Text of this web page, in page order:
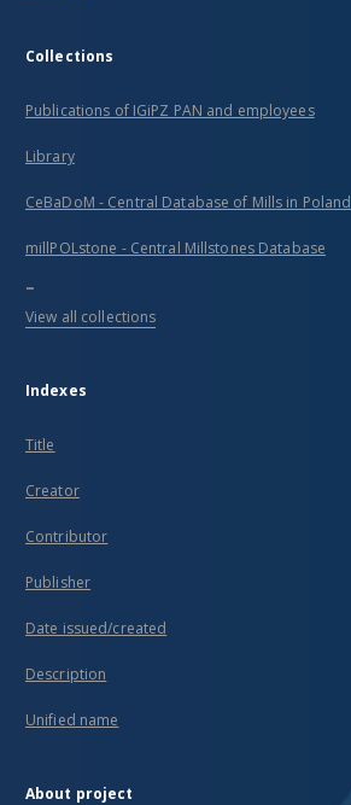
Collections
Publications of IGiPZ PAN and employees
Library
CeBaDoM - Central Database of Mills in Poland
millPOLstone - Central Millstones Database
...
View all collections
Indexes
Title
Creator
Contributor
Publisher
Date issued/created
Description
Unified name
About project